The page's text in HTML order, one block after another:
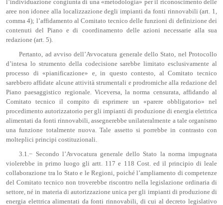
l’individuazione congiunta di una «metodologia» per il riconoscimento delle
aree non idonee alla localizzazione degli impianti da fonti rinnovabili (art. 1,
comma 4); l’affidamento al Comitato tecnico delle funzioni di definizione dei
contenuti del Piano e di coordinamento delle azioni necessarie alla sua
redazione (art. 5).
Pertanto, ad avviso dell’Avvocatura generale dello Stato, nel Protocollo
d’intesa lo strumento della codecisione sarebbe limitato esclusivamente al
processo di «pianificazione» e, in questo contesto, al Comitato tecnico
sarebbero affidate alcune attività strumentali e prodromiche alla redazione del
Piano paesaggistico regionale. Viceversa, la norma censurata, affidando al
Comitato tecnico il compito di esprimere un «parere obbligatorio» nel
procedimento autorizzatorio per gli impianti di produzione di energia elettrica
alimentati da fonti rinnovabili, assegnerebbe unilateralmente a tale organismo
una funzione totalmente nuova. Tale assetto si porrebbe in contrasto con
molteplici principi costituzionali.
3.1.− Secondo l’Avvocatura generale dello Stato la norma impugnata
violerebbe in primo luogo gli artt. 117 e 118 Cost. ed il principio di leale
collaborazione tra lo Stato e le Regioni, poiché l’ampliamento di competenze
del Comitato tecnico non troverebbe riscontro nella legislazione ordinaria di
settore, né in materia di autorizzazione unica per gli impianti di produzione di
energia elettrica alimentati da fonti rinnovabili, di cui al decreto legislativo